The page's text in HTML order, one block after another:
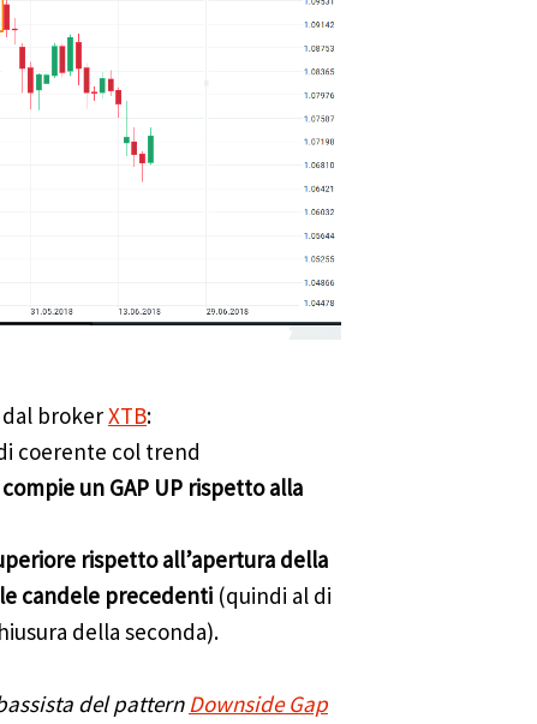
brokerXTB:
coerente col trend
un GAP UP rispetto alla
rispetto all’apertura della
candele precedenti (quindi al di
della seconda).
del patternDownside Gap